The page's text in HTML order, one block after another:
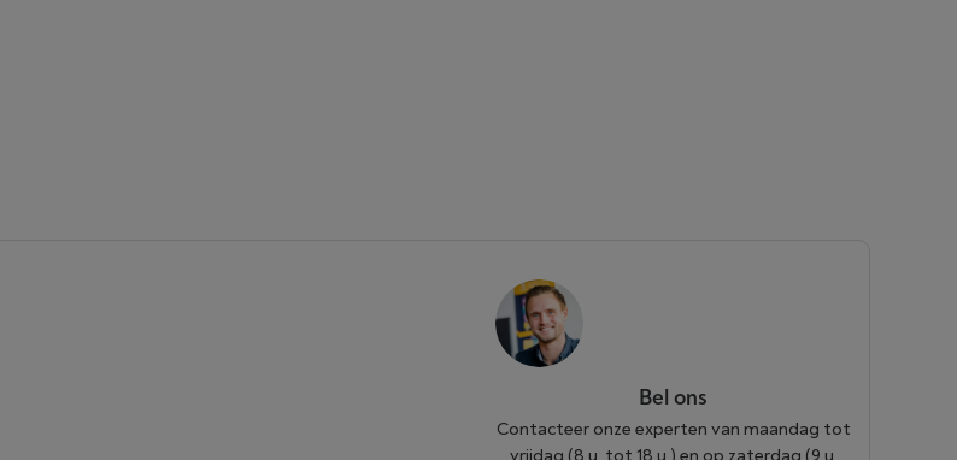
Bel ons
Contacteer onze experten van maandag tot